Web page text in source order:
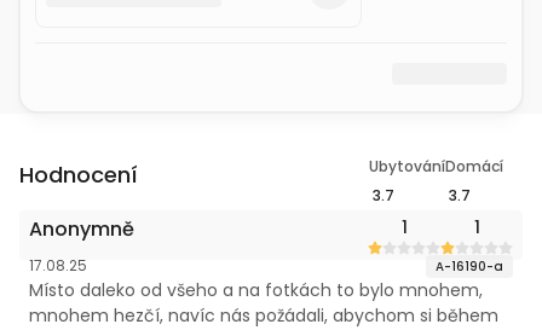
Hodnocení
Ubytování
3.7
Domácí
3.7
Anonymně 1 1
17.08.25 A-16190-a
Místo daleko od všeho a na fotkách to bylo mnohem,
mnohem hezčí, navíc nás požádali, abychom si během